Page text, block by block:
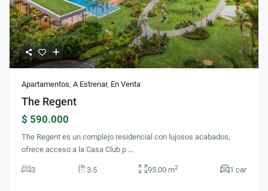
Apartamentos,A Estrenar, En Venta
The Regent
$ 590.000
The Regent es un complejo residencial con lujosos acabados,
ofrece acceso a la Casa Club p ...
3 3.5 95.00 m2 1 car